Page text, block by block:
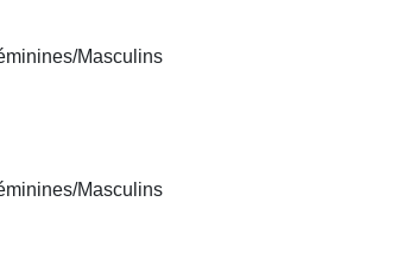
Masculins
Masculins